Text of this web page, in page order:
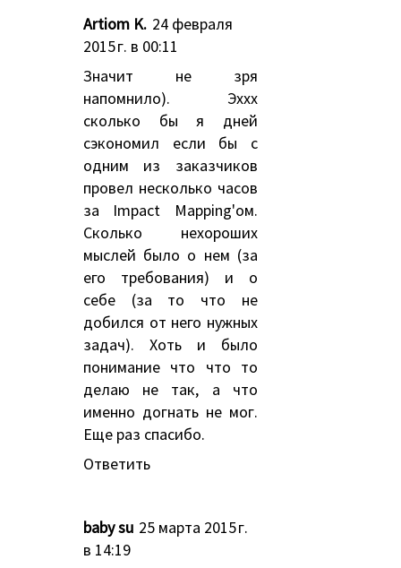
Artiom K. 24 февраля
2015 г. в 00:11
Значит не зря
напомнило). Эххх
сколько бы я дней
сэкономил если бы с
одним из заказчиков
провел несколько часов
за Impact Mapping'ом.
Сколько нехороших
мыслей было о нем (за
его требования) и о
себе (за то что не
добился от него нужных
задач). Хоть и было
понимание что что то
делаю не так, а что
именно догнать не мог.
Еще раз спасибо.
Ответить
baby su 25 марта 2015 г.
в 14:19